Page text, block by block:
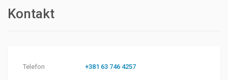
Kontakt
Telefon +381 63 746 4257